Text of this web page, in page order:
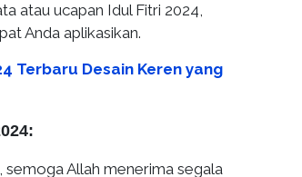
atau ucapan Idul Fitri 2024,
Anda aplikasikan.
Terbaru Desain Keren yang
semoga Allah menerima segala